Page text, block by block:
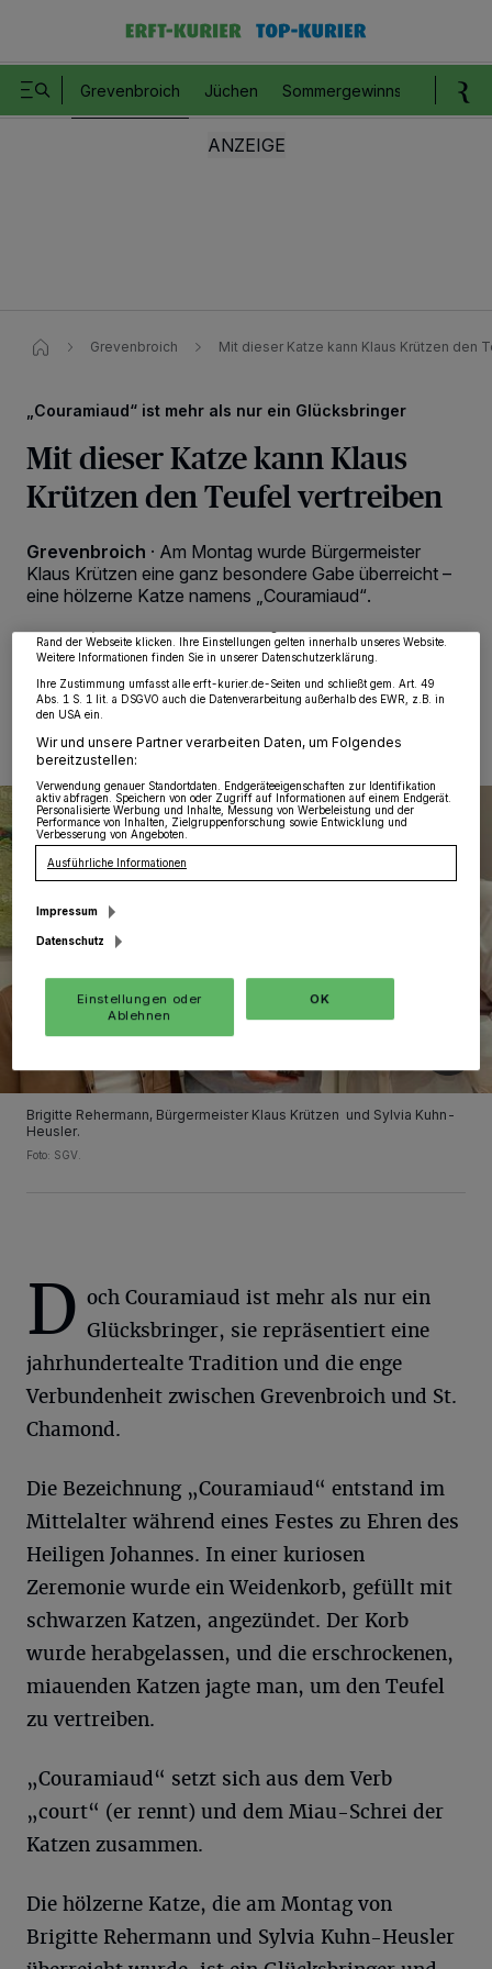
Grevenbroich Jüchen Sommergewinnspiel
Grevenbroich Mit dieser Katze kann Klaus Krützen den
„Couramiaud“ ist mehr als nur ein Glücksbringer
Mit dieser Katze kann Klaus
Krützen den Teufel vertreiben
Grevenbroich · Am Montag wurde Bürgermeister
Klaus Krützen eine ganz besondere Gabe überreicht –
eine hölzerne Katze namens „Couramiaud“.
08.12.2023 , 11:25 Uhr Eine Minute Lesezeit
Brigitte Rehermann, Bürgermeister Klaus Krützen und Sylvia Kuhn-
Heusler.
Foto: SGV.
D och Couramiaud ist mehr als nur ein
Glücksbringer, sie repräsentiert eine
jahrhundertealte Tradition und die enge
Verbundenheit zwischen Grevenbroich und St.
Chamond.
Die Bezeichnung „Couramiaud“ entstand im
Mittelalter während eines Festes zu Ehren des
Heiligen Johannes. In einer kuriosen
Zeremonie wurde ein Weidenkorb, gefüllt mit
schwarzen Katzen, angezündet. Der Korb
wurde herabgelassen, und die erschrockenen,
miauenden Katzen jagte man, um den Teufel
zu vertreiben.
„Couramiaud“ setzt sich aus dem Verb
„court“ (er rennt) und dem Miau-Schrei der
Katzen zusammen.
Die hölzerne Katze, die am Montag von
Brigitte Rehermann und Sylvia Kuhn-Heusler
von OK aktivieren Sie Tracking-Technologien für die unter „Wir und unsere
Partner verarbeiten Daten, um Ihnen Dienste bereitzustellen“ aufgeführten
Zwecke. Wenn Tracker deaktiviert sind, sind manche Inhalte und Anzeigen
möglicherweise nicht mehr so relevant für Sie. Sie können dieses Menü jederzeit
Rand der Webseite klicken. Ihre Einstellungen gelten innerhalb unseres Website.
Weitere Informationen finden Sie in unserer Datenschutzerklärung.
Ihre Zustimmung umfasst alle erft-kurier.de-Seiten und schließt gem. Art. 49
Abs. 1 S. 1 lit. a DSGVO auch die Datenverarbeitung außerhalb des EWR, z.B. in
den USA ein.
Wir und unsere Partner verarbeiten Daten, um Folgendes
bereitzustellen:
Verwendung genauer Standortdaten. Endgeräteeigenschaften zur Identifikation
aktiv abfragen. Speichern von oder Zugriff auf Informationen auf einem Endgerät.
Personalisierte Werbung und Inhalte, Messung von Werbeleistung und der
Performance von Inhalten, Zielgruppenforschung sowie Entwicklung und
Verbesserung von Angeboten.
Ausführliche Informationen
Impressum
Datenschutz
Einstellungen oder
Ablehnen
OK